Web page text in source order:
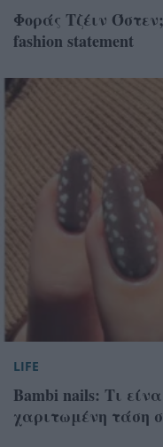
Φοράς Τζέιν
fashion statement
LIFE
Bambi nails: Τι
χαριτωμένη τάση